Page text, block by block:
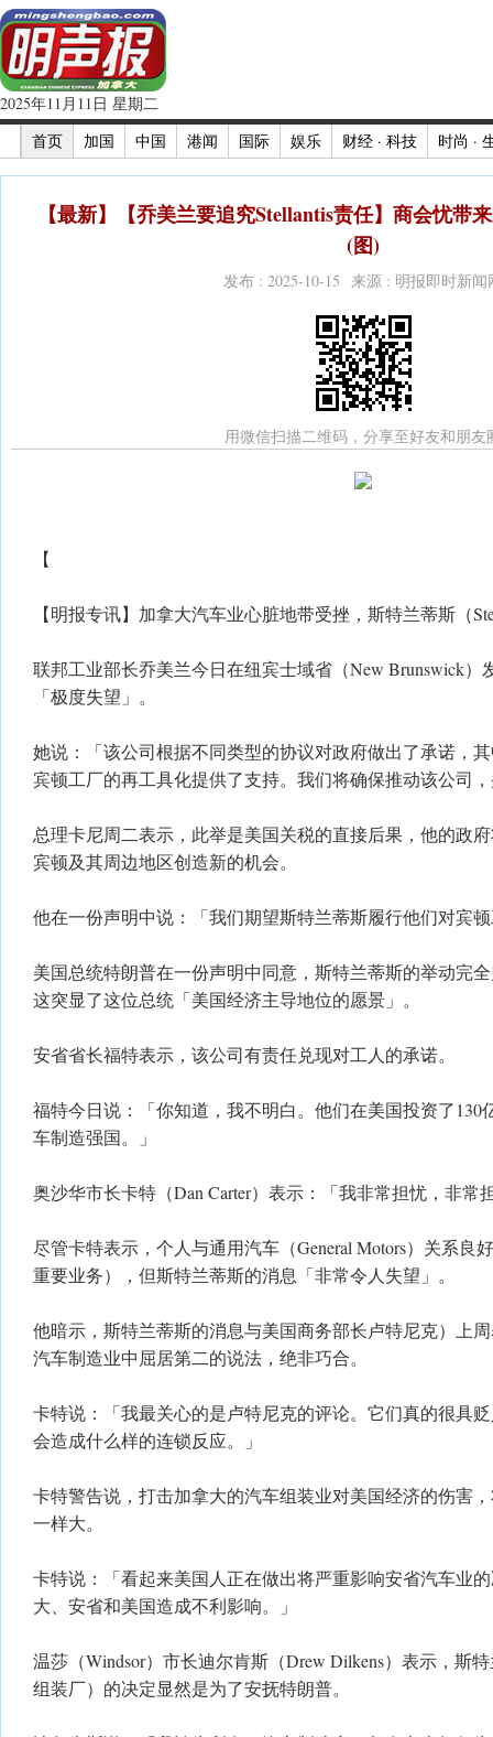
2025年11月11日 星期二
首页
加国 中国 港闻 国际 娱乐 财经 · 科技 时尚 ·
【最新】【乔美兰要追究Stellantis责任】商会忧带
(图)
发布 : 2025-10-15 来源 : 明报即时新闻
用微信扫描二维码，分享至好友和朋友
【
【明报专讯】加拿大汽车业心脏地带受挫，斯特兰蒂斯（
联邦​工业部长乔美兰今日在纽宾士域省（New Brunswick）
「极度失望」。
她说：「该公司根据不同类型的协议对政府做出了承诺，
宾顿工厂的再工具化提供了支持。我们将确保推动该公司
总理卡尼周二表示，此举是美国关税的直接后果，他的政
宾顿及其周边地区创造新的机会。
他在一份声明中说：「我们期望斯特兰蒂斯履行他们对宾
美国总统特朗普在一份声明中同意，斯特兰蒂斯的举动完
这突显了这位总统「美国经济主导地位的愿景」。
​安省省长福特表示，该公司有责任兑现对工人的承诺。
福特今日说：「你知道，我不明白。他们在美国投资了130
车制造强国。」
奥沙华市长卡特（Dan Carter）表示：​「我非常担忧，非常
尽管卡特表示，个人与通用汽车（General Motors）关系良
重要业务），但斯特兰蒂斯的消息「非常令人失望」。
他暗示，斯特兰蒂斯的消息与美国商务部长卢特尼克）上
汽车制造业中屈居第二的说法，绝非巧合。
卡特说：「我最关心的是卢特尼克的评论。它们真的很具
会造成什么样的连锁反应。」
卡特警告说，打击加拿大的汽车组装业对美国经济的伤害
一样大。
卡特说：「看起来美国人正在做出将严重影响安省汽车业
大、安省和美国造成不利影响。」
温莎（Windsor）市长迪尔肯斯（Drew Dilkens）表示，斯
组装厂）的决定显然是为了安抚特朗普。